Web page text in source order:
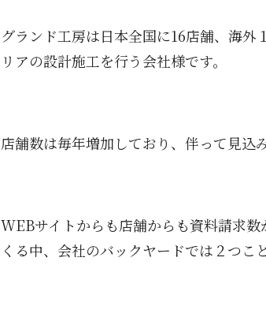
グランド工房は日本全国に16店舗、海
リアの設計施工を行う会社様です。
店舗数は毎年増加しており、伴って見込
WEBサイトからも店舗からも資料請求
くる中、会社のバックヤードでは２つこ